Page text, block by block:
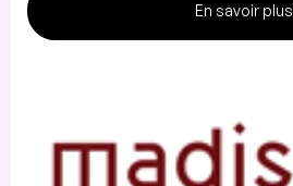
En savoir plus